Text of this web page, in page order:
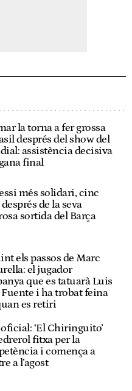
la torna a fer grossa
després del show del
assistència decisiva
final
més solidari, cinc
de la seva
sortida del Barça
els passos de Marc
el jugador
que es tatuarà Luis
Fuente i ha trobat feina
es retiri
oficial: ‘El Chiringuito’
fitxa per la
i comença a
a l’agost